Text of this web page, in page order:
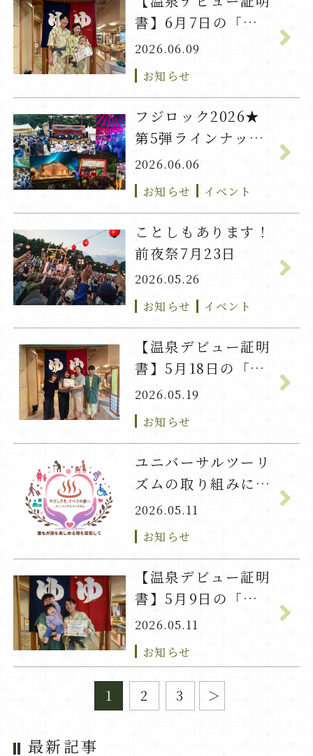
書】6月7日の「れ
の」君
2026.06.09
お知らせ
フジロック2026★
第5弾ラインナップ
発表！
2026.06.06
お知らせ
イベント
ことしもあります！
前夜祭7月23日
2026.05.26
お知らせ
イベント
【温泉デビュー証明
書】5月18日の「い
ろは」ちゃん
2026.05.19
お知らせ
ユニバーサルツーリ
ズムの取り組みにつ
いて
2026.05.11
お知らせ
【温泉デビュー証明
書】5月9日の「か
い」君
2026.05.11
お知らせ
1 2 3
最新記事